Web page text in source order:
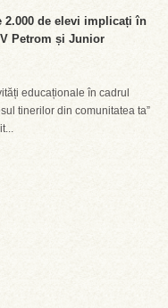
de elevi implicați în
Petrom și Junior
educaționale în cadrul
tinerilor din comunitatea ta”